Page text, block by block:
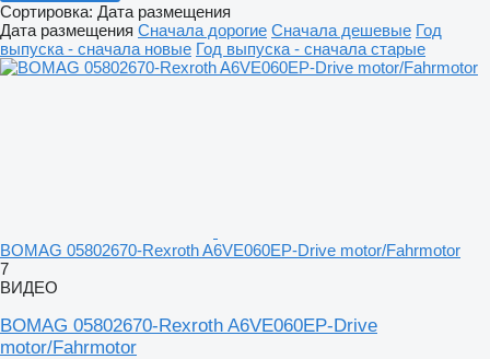
Сортировка: Дата размещения
Дата размещения Сначала дорогие Сначала дешевые Год
выпуска - сначала новые Год выпуска - сначала старые
BOMAG 05802670-Rexroth A6VE060EP-Drive motor/Fahrmotor
7
ВИДЕО
BOMAG 05802670-Rexroth A6VE060EP-Drive
motor/Fahrmotor